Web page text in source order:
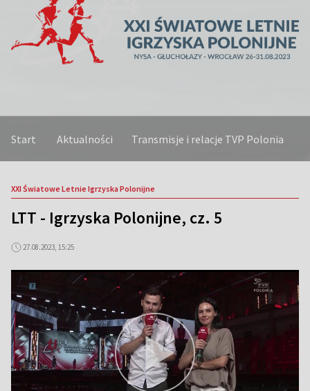
Start Aktualności Transmisje i relacje TVP Polonia
XXI Światowe Letnie Igrzyska Polonijne
LTT - Igrzyska Polonijne, cz. 5
27.08.2023, 15:25